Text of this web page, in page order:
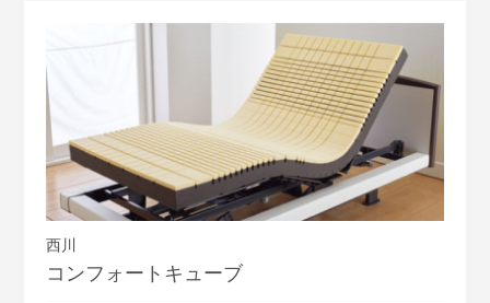
西川
コンフォートキューブ